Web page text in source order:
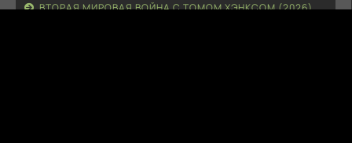
ВТОРАЯ МИРОВАЯ ВОЙНА С ТОМОМ ХЭНКСОМ (2026)